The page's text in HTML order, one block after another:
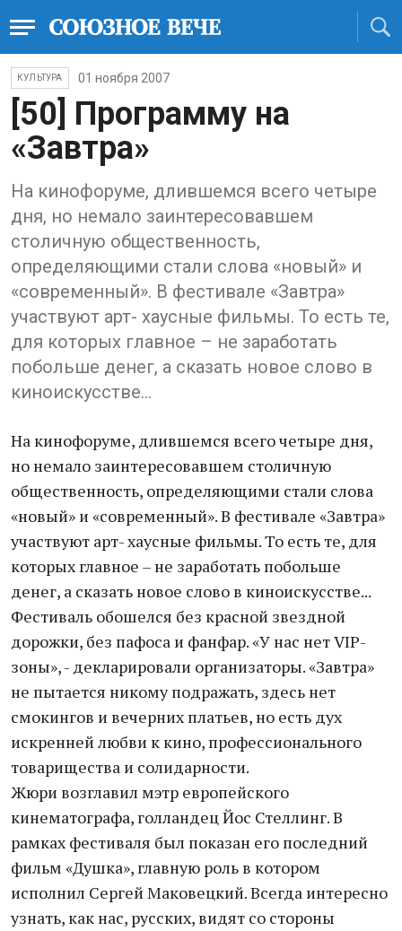
КУЛЬТУРА 01 ноября 2007
[50] Программу на
«Завтра»
На кинофоруме, длившемся всего четыре
дня, но немало заинтересовавшем
столичную общественность,
определяющими стали слова «новый» и
«современный». В фестивале «Завтра»
участвуют арт- хаусные фильмы. То есть те,
для которых главное – не заработать
побольше денег, а сказать новое слово в
киноискусстве...
На кинофоруме, длившемся всего четыре дня,
но немало заинтересовавшем столичную
общественность, определяющими стали слова
«новый» и «современный». В фестивале «Завтра»
участвуют арт- хаусные фильмы. То есть те, для
которых главное – не заработать побольше
денег, а сказать новое слово в киноискусстве...
Фестиваль обошелся без красной звездной
дорожки, без пафоса и фанфар. «У нас нет VIP-
зоны», - декларировали организаторы. «Завтра»
не пытается никому подражать, здесь нет
смокингов и вечерних платьев, но есть дух
искренней любви к кино, профессионального
товарищества и солидарности.
Жюри возглавил мэтр европейского
кинематографа, голландец Йос Стеллинг. В
рамках фестиваля был показан его последний
фильм «Душка», главную роль в котором
исполнил Сергей Маковецкий. Всегда интересно
узнать, как нас, русских, видят со стороны